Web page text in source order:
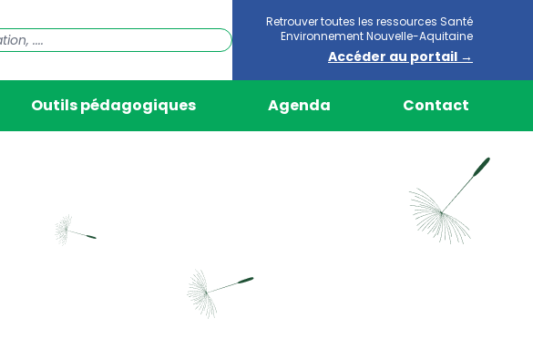
Retrouver toutes les ressources Santé
Environnement Nouvelle-Aquitaine
Accéder au portail →
Outils pédagogiques Agenda Contact